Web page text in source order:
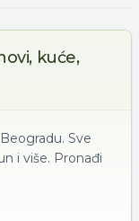
kuće,
Sve
i više. Pronađi